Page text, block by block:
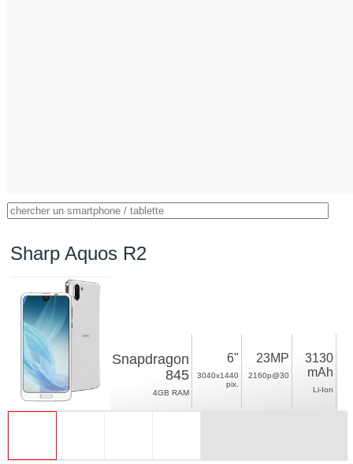
Sharp Aquos R2
Snapdragon
845
4GB RAM
6"
3040x1440
pix.
23MP
2160p@30
3130
mAh
Li-Ion